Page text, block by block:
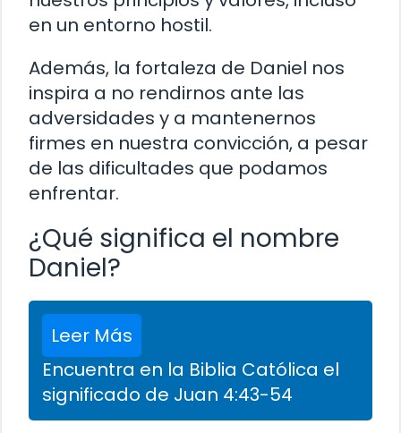
en un entorno hostil.
Además, la fortaleza de Daniel nos
inspira a no rendirnos ante las
adversidades y a mantenernos
firmes en nuestra convicción, a pesar
de las dificultades que podamos
enfrentar.
¿Qué significa el nombre
Daniel?
Leer Más
Encuentra en la Biblia Católica el
significado de Juan 4:43-54